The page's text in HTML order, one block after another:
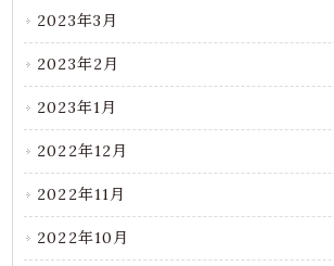
2023年3月
2023年2月
2023年1月
2022年12月
2022年11月
2022年10月